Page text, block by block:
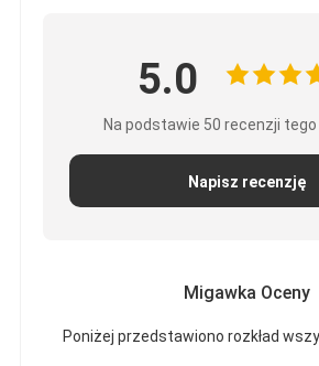
5.0
Na podstawie 50 recenzji
Napisz recenzję
Migawka Oceny
Poniżej przedstawiono rozkład